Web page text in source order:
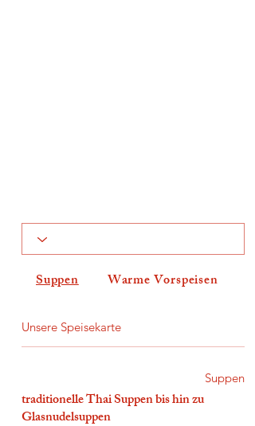
Unsere Speisekarte
Suppen
traditionelle Thai Suppen bis hin zu
Glasnudelsuppen
Suppen Warme Vorspeisen